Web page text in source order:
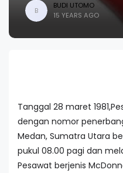
B
BUDI UTOMO
15 YEARS AGO
Tanggal 28 maret
dengan nomor
Medan, Sumatra Utara
pukul 08.00 pagi dan
Pesawat berjenis